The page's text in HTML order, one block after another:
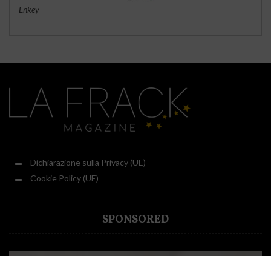
Enkey
Dichiarazione sulla Privacy (UE)
Cookie Policy (UE)
SPONSORED